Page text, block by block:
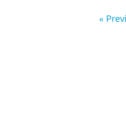
«